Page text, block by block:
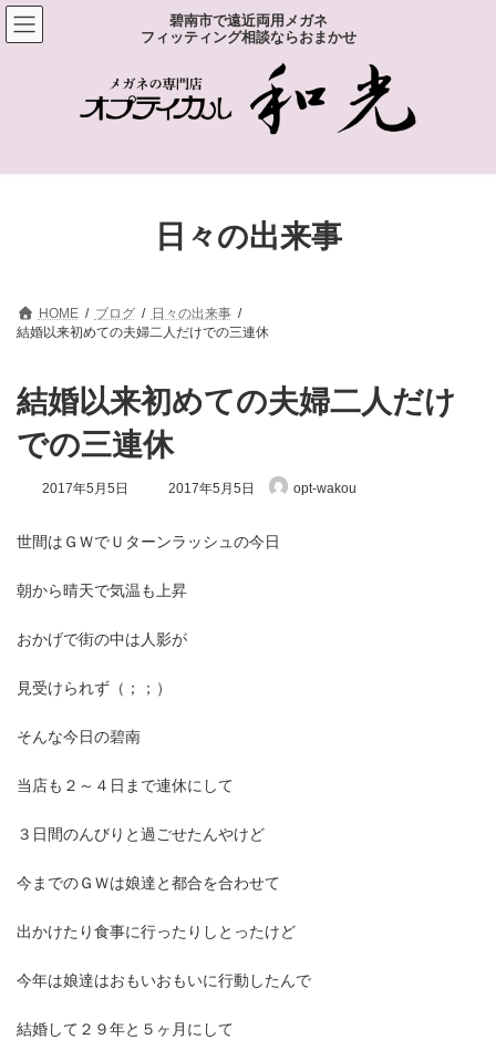
コ
ン
テ
ナ
ビ
ゲ
碧南市で遠近両用メガネ
フィッティング相談ならおまかせ
日々の出来事
HOME ブログ
日々の出来事
結婚以来初めての夫婦二人だけでの三連休
結婚以来初めての夫婦二人だけ
での三連休
2017年5月5日
最
新
:
2017年5月5日 opt-wakou
世間はＧＷでＵターンラッシュの今日
朝から晴天で気温も上昇
おかげで街の中は人影が
見受けられず（；；）
そんな今日の碧南
当店も２～４日まで連休にして
３日間のんびりと過ごせたんやけど
今までのＧＷは娘達と都合を合わせて
出かけたり食事に行ったりしとったけど
今年は娘達はおもいおもいに行動したんで
結婚して２９年と５ヶ月にして